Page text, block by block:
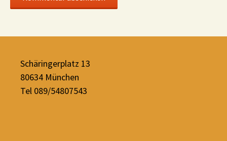
Schäringerplatz 13
80634 München
Tel 089/54807543